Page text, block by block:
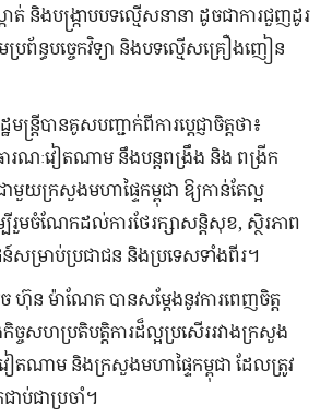
កាត់ និងបង្ក្រាបបទល្មើសនានា ដូចជាការជួញដូរ
រព័ន្ធបច្ចេកវិទ្យា និងបទល្មើសគ្រឿងញៀន
ន្ត្រីបានគូសបញ្ជាក់ពីការប្ដេជ្ញាចិត្តថា៖
ណៈវៀតណាម នឹងបន្តពង្រឹង និង ពង្រីក
មួយក្រសួងមហាផ្ទៃកម្ពុជា​ ឱ្យកាន់តែល្អ
រួមចំណែកដល់ការថែរក្សាសន្តិសុខ, ស្ថិរភាព
សម្រាប់ប្រជាជន និងប្រទេសទាំងពីរ។
ច ហ៊ុន ម៉ាណែត បានសម្ដែងនូវការពេញចិត្ត
ចសហប្រតិបត្តិការដ៏ល្អប្រសើររវាងក្រសួង
តណាម​ និង​ក្រសួង​មហា​ផ្ទៃ​កម្ពុជា​ ដែលត្រូវ
ាប់ជាប្រចាំ។